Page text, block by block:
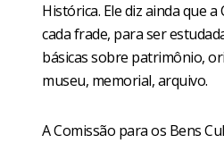
Histórica. Ele diz ainda que
cada frade, para ser
básicas sobre patrimônio,
museu, memorial, arquivo.
A Comissão para os Bens